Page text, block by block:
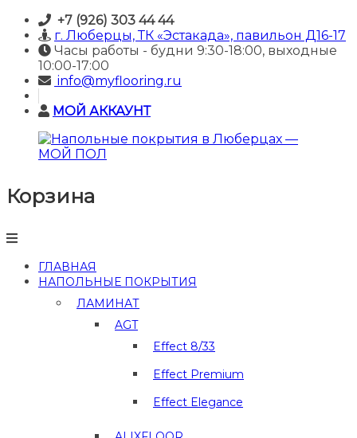
Skip
content
+7 (926) 303 44 44
г. Люберцы, ТК «Эстакада», павильон Д16-17
Часы работы - будни 9:30-18:00, выходные
10:00-17:00
info@myflooring.ru
МОЙ АККАУНТ
Напольные
покрытия
Люберцах
МОЙ
ПОЛ
Корзина
ГЛАВНАЯ
НАПОЛЬНЫЕ ПОКРЫТИЯ
ЛАМИНАТ
AGT
Effect 8/33
Effect Premium
Effect Elegance